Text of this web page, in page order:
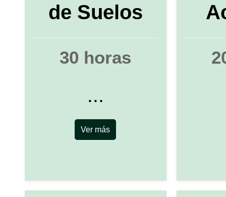
de Suelos
30 horas
...
Ver más